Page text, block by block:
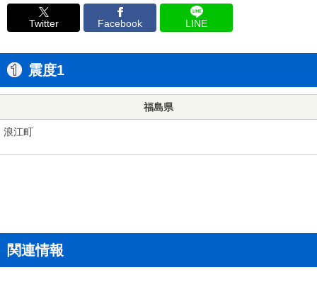
Twitter Facebook LINE
震度1
福島県
浪江町
関連情報